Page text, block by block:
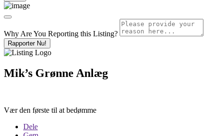
Why Are You Reporting this Listing?
Rapporter Nu!
Mik’s Grønne Anlæg
Vær den første til at bedømme
Dele